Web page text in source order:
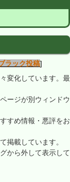
ラック投稿]
変化しています。最
ージが別ウィンドウ
すめ情報・悪評をお
掲載しています。
から外して表示して